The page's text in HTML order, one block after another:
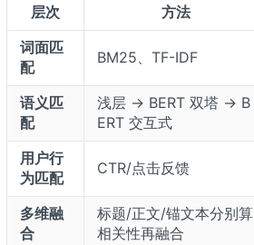
层次 方法
词面匹
配
BM25、TF-IDF
语义匹
配
浅层 → BERT 双塔 → B
ERT 交互式
用户行
为匹配
CTR/点击反馈
多维融
合
标题/正文/锚文本分别算
相关性再融合